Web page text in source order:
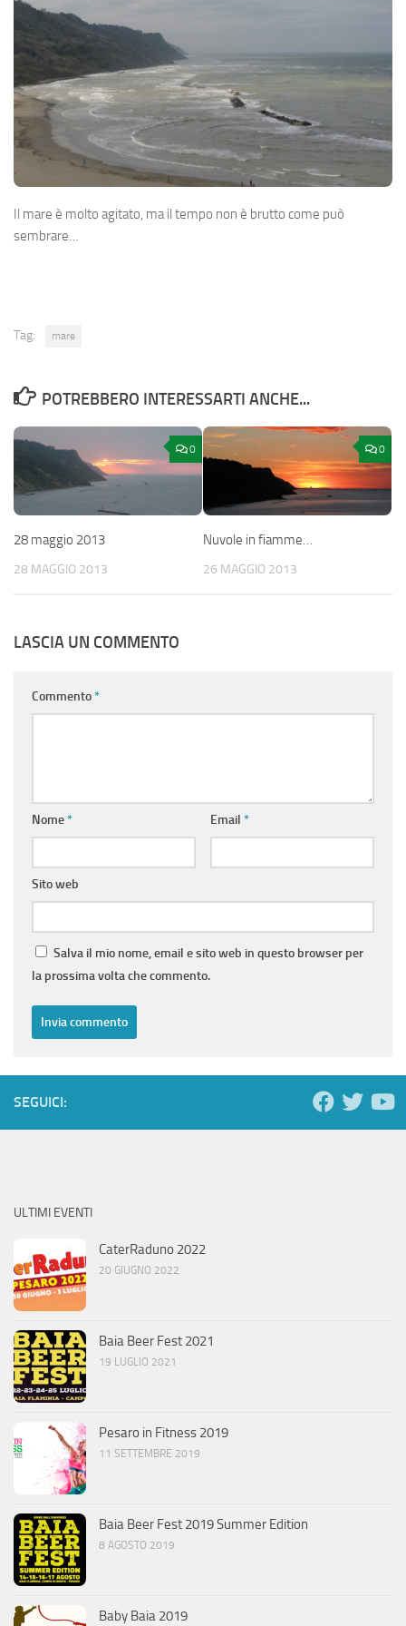
Il mare è molto agitato, ma il tempo non è brutto come può
sembrare…
Tag: mare
POTREBBERO INTERESSARTI ANCHE...
0
28 maggio 2013
28 MAGGIO 2013
0
Nuvole in fiamme…
26 MAGGIO 2013
LASCIA UN COMMENTO
Commento*
Nome* Email *
Sito web
Salva il mio nome, email e sito web in questo browser per
la prossima volta che commento.
SEGUICI:
ULTIMI EVENTI
CaterRaduno 2022
20 GIUGNO 2022
Baia Beer Fest 2021
19 LUGLIO 2021
Pesaro in Fitness 2019
11 SETTEMBRE 2019
Baia Beer Fest 2019 Summer Edition
8 AGOSTO 2019
Baby Baia 2019